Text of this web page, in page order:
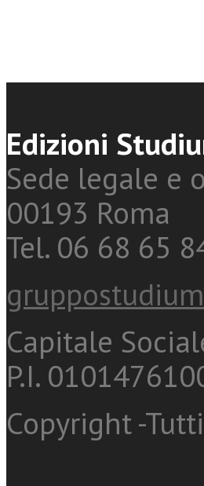
Edizioni
Sede legale e
00193 Roma
Tel. 06 68 65
Capitale
P.I.
Copyright -